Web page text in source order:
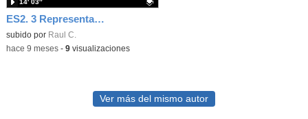
ES2. 3 Representaciones gráficas. Ejercicios 3 y 4 resueltos
Contenido educativo.
subido por Raul C.
14′ 03″
-hace 9 meses- 9visualizaciones
Ver más del mismo autor